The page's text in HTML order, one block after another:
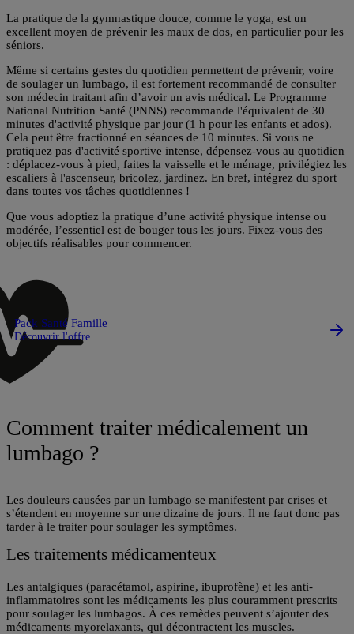
La pratique de la gymnastique douce, comme le yoga, est un
excellent moyen de prévenir les maux de dos, en particulier pour les
séniors.
Même si certains gestes du quotidien permettent de prévenir, voire
de soulager un lumbago, il est fortement recommandé de consulter
son médecin traitant afin d’avoir un avis médical. Le Programme
National Nutrition Santé (PNNS) recommande l'équivalent de 30
minutes d'activité physique par jour (1 h pour les enfants et ados).
Cela peut être fractionné en séances de 10 minutes. Si vous ne
pratiquez pas d'activité sportive intense, dépensez-vous au quotidien
: déplacez-vous à pied, faites la vaisselle et le ménage, privilégiez les
escaliers à l'ascenseur, bricolez, jardinez. En bref, intégrez du sport
dans toutes vos tâches quotidiennes !
Que vous adoptiez la pratique d’une activité physique intense ou
modérée, l’essentiel est de bouger tous les jours. Fixez-vous des
objectifs réalisables pour commencer.
Pack Santé Famille
Découvrir l'offre
Comment traiter médicalement un
lumbago ?
Les douleurs causées par un lumbago se manifestent par crises et
s’étendent en moyenne sur une dizaine de jours. Il ne faut donc pas
tarder à le traiter pour soulager les symptômes.
Les traitements médicamenteux
Les antalgiques (paracétamol, aspirine, ibuprofène) et les anti-
inflammatoires sont les médicaments les plus couramment prescrits
pour soulager les lumbagos. À ces remèdes peuvent s’ajouter des
médicaments myorelaxants, qui décontractent les muscles.